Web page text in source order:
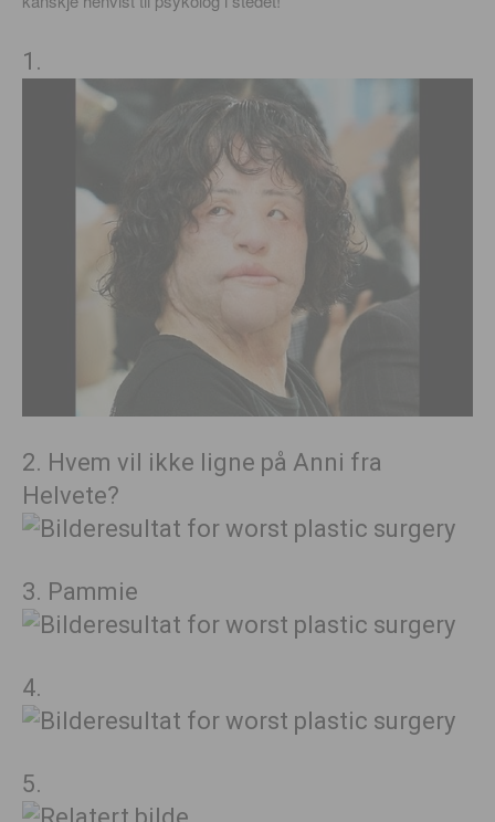
1.
2. Hvem vil ikke ligne på Anni fra
Helvete?
3. Pammie
4.
5.